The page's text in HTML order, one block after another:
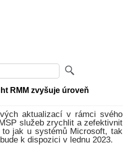
RMM zvyšuje úroveň
aktualizací v rámci svého
služeb zrychlit a zefektivnit
jak u systémů Microsoft, tak
k dispozici v lednu 2023.